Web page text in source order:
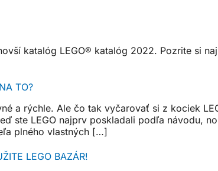
katalóg LEGO® katalóg 2022. Pozrite si
TO?
a rýchle. Ale čo tak vyčarovať si z kociek
ste LEGO najprv poskladali podľa návodu,
plného vlastných […]
LEGO BAZÁR!